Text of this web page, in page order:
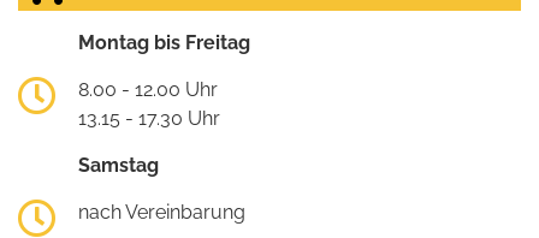
Montag bis Freitag
8.00 - 12.00 Uhr
13.15 - 17.30 Uhr
Samstag
nach Vereinbarung